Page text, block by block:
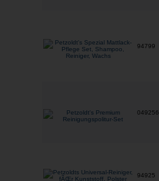
94799
94925